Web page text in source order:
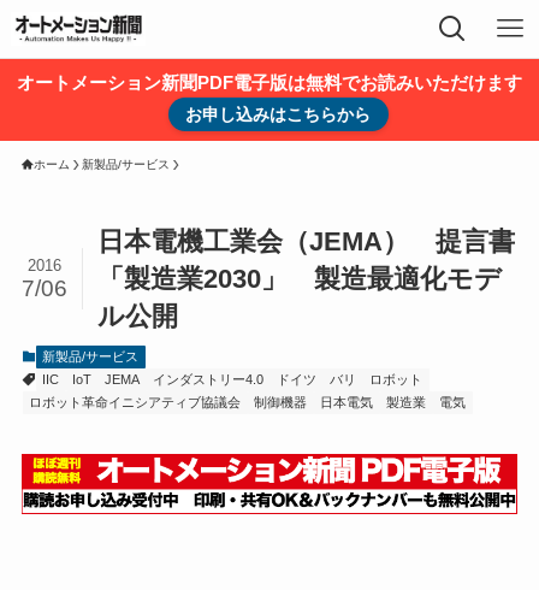
オートメーション新聞PDF電子版は無料でお読みいただけます
お申し込みはこちらから
ホーム 新製品/サービス
日本電機工業会（JEMA） 提言書
「製造業2030」 製造最適化モデ
ル公開
2016
7/06
新製品/サービス
IIC
IoT JEMA インダストリー4.0 ドイツ バリ
ロボット
ロボット革命イニシアティブ協議会
制御機器 日本電気 製造業 電気